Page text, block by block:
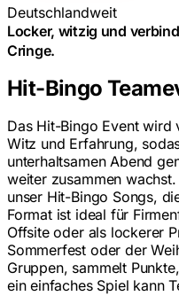
Deutschlandweit
Locker, witzig und
Cringe.
Hit-Bingo
Das Hit-Bingo Event
Witz und Erfahrung,
unterhaltsamen Abend
weiter zusammen
unser Hit-Bingo Songs,
Format ist ideal für
Offsite oder als lockerer
Sommerfest oder der
Gruppen, sammelt
ein einfaches Spiel kann